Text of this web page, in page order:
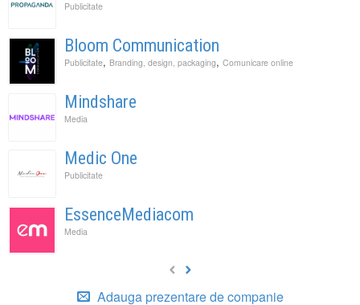
Publicitate
Bloom Communication
Publicitate, Branding, design, packaging, Comunicare online
Mindshare
Media
Medic One
Publicitate
EssenceMediacom
Media
Adauga prezentare de companie